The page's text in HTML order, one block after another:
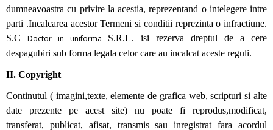
dumneavoastra cu privire la acestia, reprezentand o intelegere intre
parti .Incalcarea acestor Termeni si conditii reprezinta o infractiune.
S.CDoctor in uniforma S.R.L. isi rezerva dreptul de a cere
despagubiri sub forma legala celor care au incalcat aceste reguli.
II. Copyright
Continutul ( imagini,texte, elemente de grafica web, scripturi si alte
date prezente pe acest site) nu poate fi reprodus,modificat,
transferat, publicat, afisat, transmis sau inregistrat fara acordul